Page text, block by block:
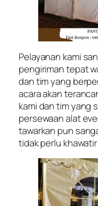
Pelayanan kami
pengiriman tepat
dan tim yang
acara akan
kami dan tim yang
persewaan alat
tawarkan pun
tidak perlu